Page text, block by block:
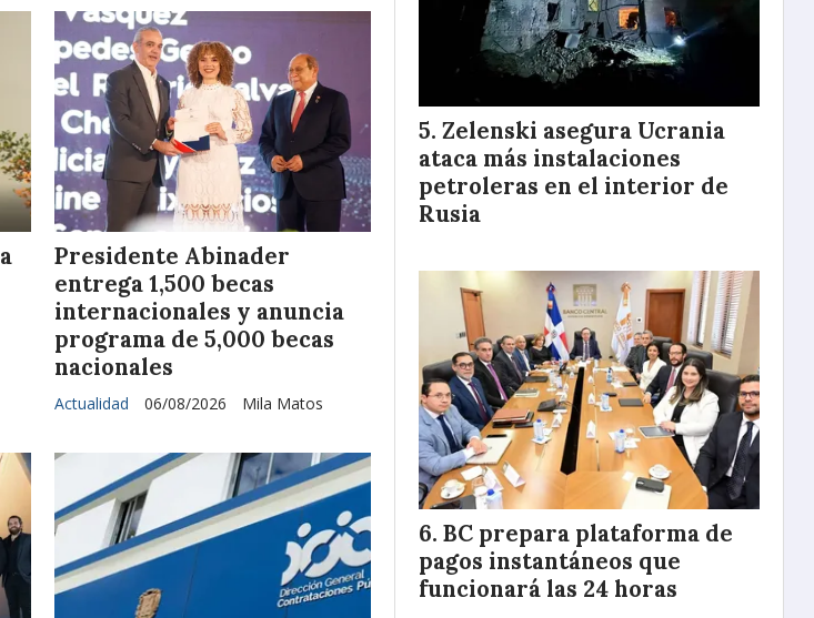
Presidente Abinader
entrega 1,500 becas
internacionales y anuncia
programa de 5,000 becas
nacionales
Mila Matos
Actualidad 06/08/2026
Zelenski asegura Ucrania
ataca más instalaciones
petroleras en el interior de
Rusia
BC prepara plataforma de
pagos instantáneos que
funcionará las 24 horas